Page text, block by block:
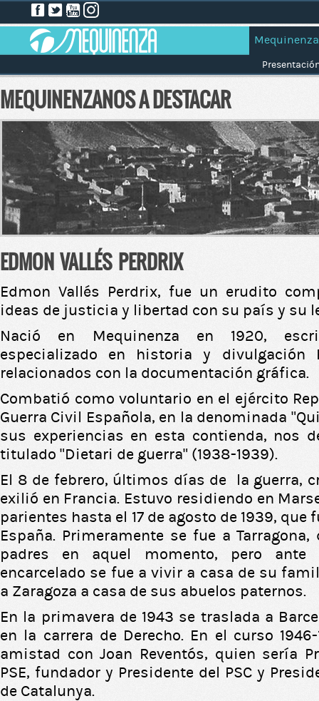
Mequinenza
MEQUINENZANOS A DESTACAR
EDMON VALLÉS PERDRIX
Edmon Vallés Perdrix, fue un erudito
ideas de justicia y libertad con su país y su
Nació en Mequinenza en 1920,
especializado en historia y divulgación
relacionados con la documentación gráfica.
Combatió como voluntario en el ejército
Guerra Civil Española, en la denominada
sus experiencias en esta contienda, nos
titulado "Dietari de guerra" (1938-1939).
El 8 de febrero, últimos días de la guerra,
exilió en Francia. Estuvo residiendo en
parientes hasta el 17 de agosto de 1939, que
España. Primeramente se fue a
padres en aquel momento, pero
encarcelado se fue a vivir a casa de su
a Zaragoza a casa de sus abuelos paternos.
En la primavera de 1943 se traslada a
en la carrera de Derecho. En el curso
amistad con Joan Reventós, quien sería
PSE, fundador y Presidente del PSC y
de Catalunya.